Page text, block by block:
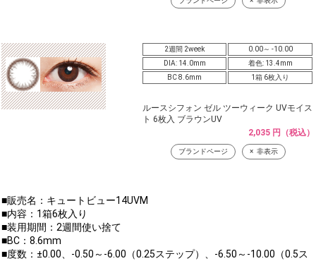
2週間 2week
0.00～ -10.00
DIA: 14.0mm
着色: 13.4mm
BC 8.6mm
1箱 6枚入り
ルースシフォン ゼル ツーウィーク UVモイス
ト 6枚入 ブラウンUV
2,035 円（税込）
ブランドページ 非表示
■販売名：キュートビュー14UVM
■内容：1箱6枚入り
■装用期間：2週間使い捨て
■BC：8.6mm
■度数：±0.00、-0.50～-6.00（0.25ステップ）、-6.50～-10.00（0.5ス